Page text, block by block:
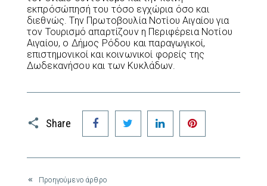
εκπρόσώπησή του τόσο εγχώρια όσο και
διεθνώς. Την Πρωτοβουλία Νοτίου Αιγαίου για
τον Τουρισμό απαρτίζουν η Περιφέρεια Νοτίου
Αιγαίου, ο Δήμος Ρόδου και παραγωγικοί,
επιστημονικοί και κοινωνικοί φορείς της
Δωδεκανήσου και των Κυκλάδων.
Share
Facebook Twitter LinkedIn
Προηγούμενο άρθρο